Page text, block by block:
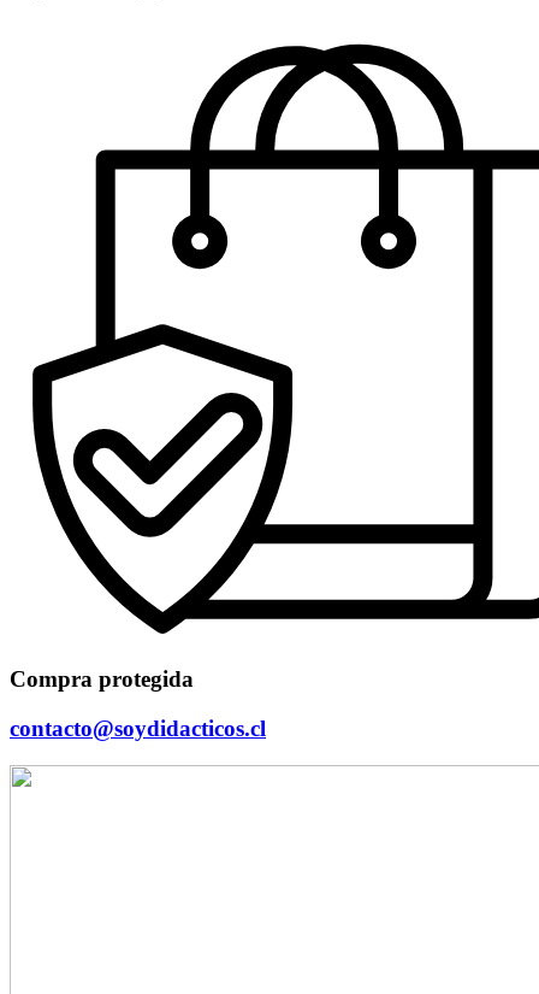
Compra protegida
contacto@soydidacticos.cl